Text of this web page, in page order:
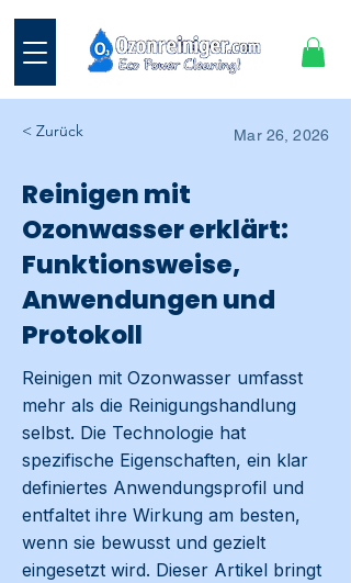
< Zurück Mar 26, 2026
Reinigen mit
Ozonwasser erklärt:
Funktionsweise,
Anwendungen und
Protokoll
Reinigen mit Ozonwasser umfasst
mehr als die Reinigungshandlung
selbst. Die Technologie hat
spezifische Eigenschaften, ein klar
definiertes Anwendungsprofil und
entfaltet ihre Wirkung am besten,
wenn sie bewusst und gezielt
eingesetzt wird. Dieser Artikel bringt